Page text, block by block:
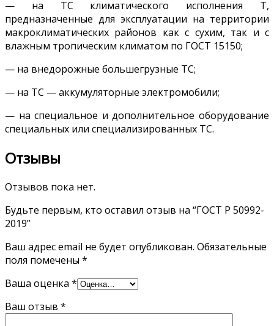
— на ТС климатического исполнения Т,
предназначенные для эксплуатации на территории
макроклиматических районов как с сухим, так и с
влажным тропическим климатом по ГОСТ 15150;
— на внедорожные большегрузные ТС;
— на ТС — аккумуляторные электромобили;
— на специальное и дополнительное оборудование
специальных или специализированных ТС.
Отзывы
Отзывов пока нет.
Будьте первым, кто оставил отзыв на “ГОСТ Р 50992-
2019”
Ваш адрес email не будет опубликован. Обязательные
поля помечены *
Ваша оценка *
Ваш отзыв *